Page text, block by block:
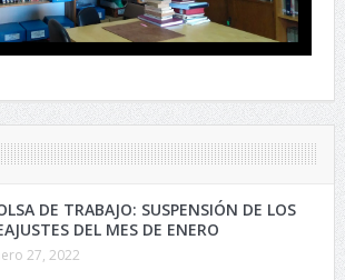
DE TRABAJO: SUSPENSIÓN DE LOS
DEL MES DE ENERO
27, 2022